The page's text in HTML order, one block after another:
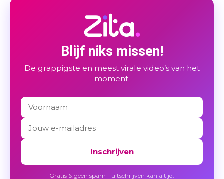
Blijf niks missen!
De grappigste en meest virale video’s van het
moment.
Inschrijven
Gratis & geen spam - uitschrijven kan altijd.